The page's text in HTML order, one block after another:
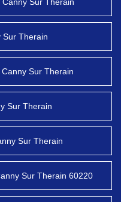
Sur Therain
Sur Therain
Sur Therain
Sur Therain
Sur Therain 60220